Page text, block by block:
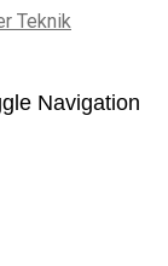
Navigation